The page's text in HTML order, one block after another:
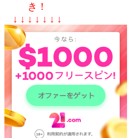
き！
↓ ↓ ↓ ↓ ↓ ↓ ↓